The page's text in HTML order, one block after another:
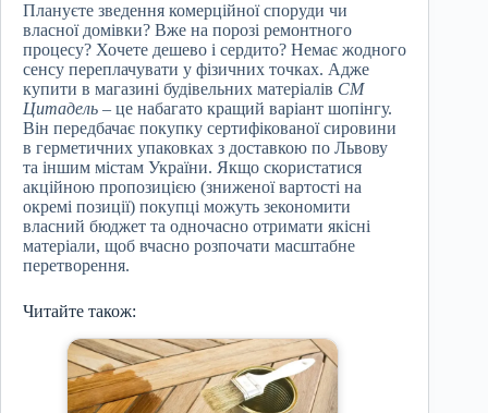
Плануєте зведення комерційної споруди чи
власної домівки? Вже на порозі ремонтного
процесу? Хочете дешево і сердито? Немає жодного
сенсу переплачувати у фізичних точках. Адже
купити в магазині будівельних матеріалів СМ
Цитадель – це набагато кращий варіант шопінгу.
Він передбачає покупку сертифікованої сировини
в герметичних упаковках з доставкою по Львову
та іншим містам України. Якщо скористатися
акційною пропозицією (зниженої вартості на
окремі позиції) покупці можуть зекономити
власний бюджет та одночасно отримати якісні
матеріали, щоб вчасно розпочати масштабне
перетворення.
Читайте також: